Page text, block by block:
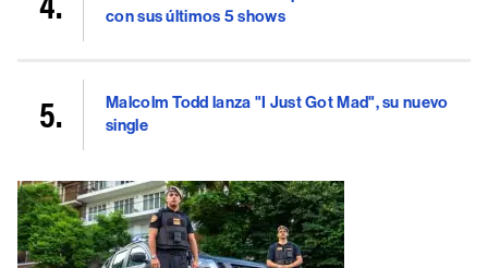
con sus últimos 5 shows
Malcolm Todd lanza "I Just Got Mad", su nuevo
single